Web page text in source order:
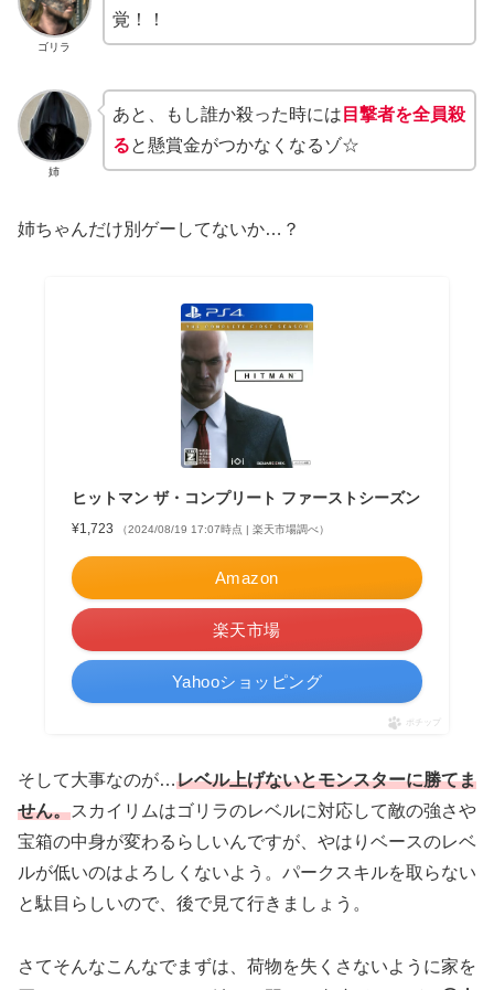
ゴリラ
覚！！
姉
あと、もし誰か殺った時には 目撃者を全員殺
ると懸賞金がつかなくなるゾ☆
姉ちゃんだけ別ゲーしてないか…？
ヒットマン ザ・コンプリート ファーストシーズン
¥1,723 （2024/08/19 17:07時点 | 楽天市場調べ）
Amazon
楽天市場
Yahooショッピング
ポチップ
そして大事なのが…レベル上げないとモンスターに勝てま
せん。スカイリムはゴリラのレベルに対応して敵の強さや
宝箱の中身が変わるらしいんですが、やはりベースのレベ
ルが低いのはよろしくないよう。パークスキルを取らない
と駄目らしいので、後で見て行きましょう。
さてそんなこんなでまずは、荷物を失くさないように家を